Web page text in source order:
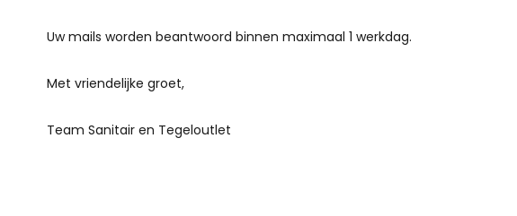
Uw mails worden beantwoord binnen maximaal 1 werkdag.
Met vriendelijke groet,
Team Sanitair en Tegeloutlet